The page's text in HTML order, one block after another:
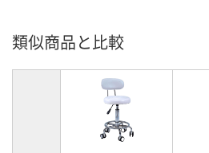
類似商品と比較